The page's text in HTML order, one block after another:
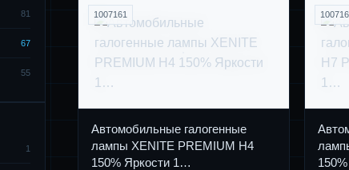
81
67
55
1
1007161
Автомобильные галогенные
лампы XENITE PREMIUM H4
150% Яркости 1…